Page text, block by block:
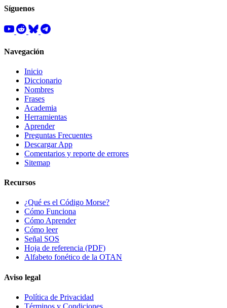
Síguenos
Navegación
Inicio
Diccionario
Nombres
Frases
Academia
Herramientas
Aprender
Preguntas Frecuentes
Descargar App
Comentarios y reporte de errores
Sitemap
Recursos
¿Qué es el Código Morse?
Cómo Funciona
Cómo Aprender
Cómo leer
Señal SOS
Hoja de referencia (PDF)
Alfabeto fonético de la OTAN
Aviso legal
Política de Privacidad
Términos y Condiciones